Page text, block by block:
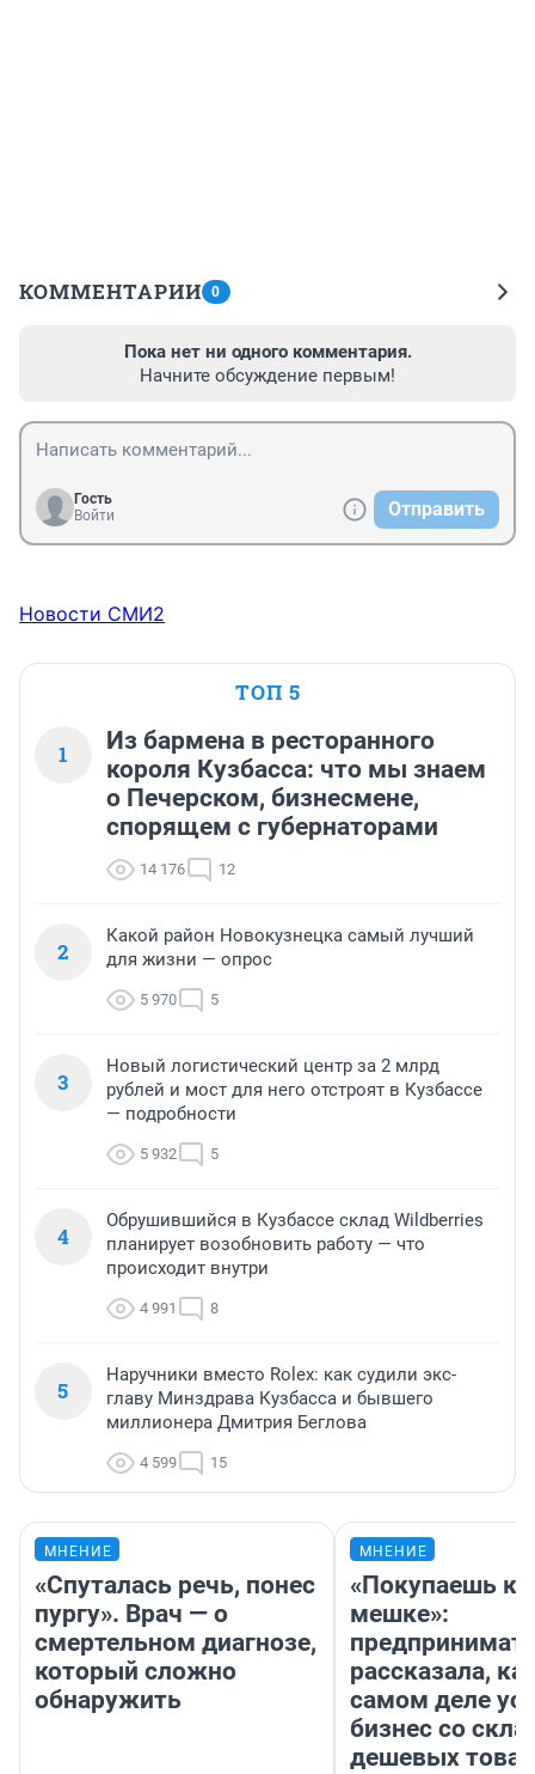
КОММЕНТАРИИ 0
Пока нет ни одного комментария.
Начните обсуждение первым!
Гость
Войти
Отправить
Новости СМИ2
ТОП 5
1
Из бармена в ресторанного
короля Кузбасса: что мы знаем
о Печерском, бизнесмене,
спорящем с губернаторами
14 176 12
2
Какой район Новокузнецка самый лучший
для жизни — опрос
5 970 5
3
Новый логистический центр за 2 млрд
рублей и мост для него отстроят в Кузбассе
— подробности
5 932 5
4
Обрушившийся в Кузбассе склад Wildberries
планирует возобновить работу — что
происходит внутри
4 991 8
5
Наручники вместо Rolex: как судили экс-
главу Минздрава Кузбасса и бывшего
миллионера Дмитрия Беглова
4 599 15
МНЕНИЕ
«Спуталась речь, понес
пургу». Врач — о
смертельном диагнозе,
который сложно
обнаружить
МНЕНИЕ
«Покупаешь
мешке»:
рассказала,
самом деле
бизнес со
дешевых